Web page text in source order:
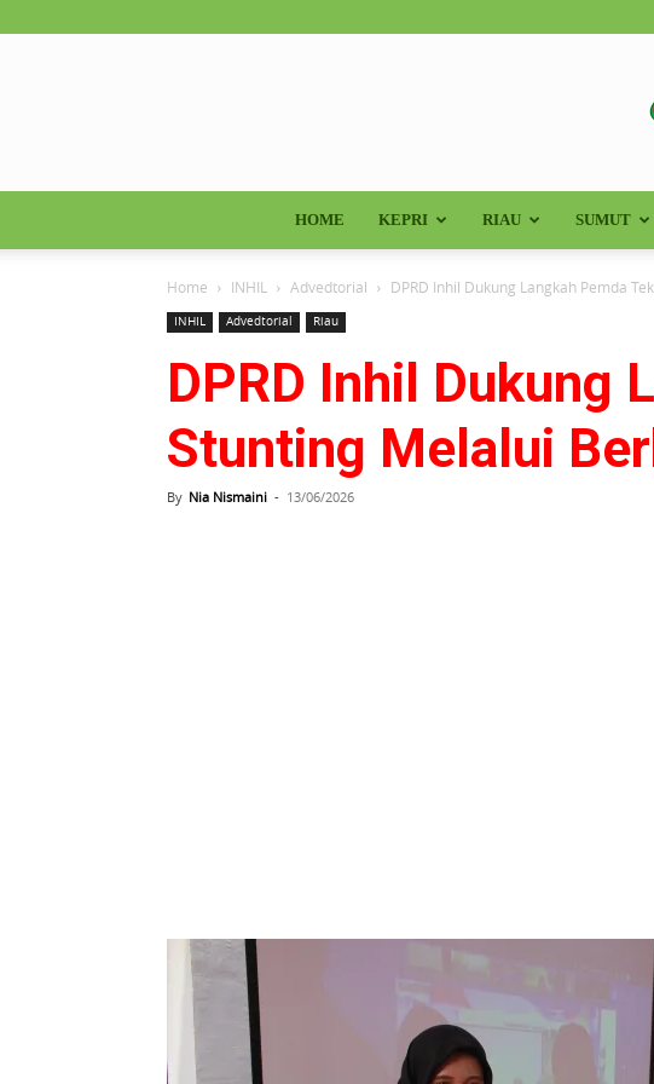
HOME KEPRI RIAU SUMUT
Home INHIL Advedtorial DPRD Inhil Dukung Langkah Pemda
INHIL Advedtorial Riau
DPRD Inhil Dukung
Stunting Melalui
By Nia Nismaini - 13/06/2026